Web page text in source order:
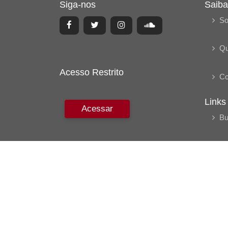
Siga-nos
Acesso Restrito
Acessar